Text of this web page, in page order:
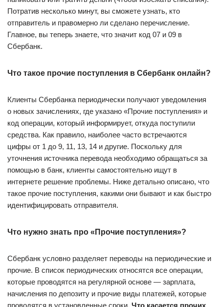
Потратив несколько минут, вы сможете узнать, кто
отправитель и правомерно ли сделано перечисление.
Главное, вы теперь знаете, что значит код 07 и 09 в
Сбербанк.
Что такое прочие поступления в Сбербанк онлайн?
Клиенты Сбербанка периодически получают уведомления
о новых зачислениях, где указано «Прочие поступления» и
код операции, который информирует, откуда поступили
средства. Как правило, наиболее часто встречаются
цифры от 1 до 9, 11, 13, 14 и другие. Поскольку для
уточнения источника перевода необходимо обращаться за
помощью в банк, клиенты самостоятельно ищут в
интернете решение проблемы. Ниже детально описано, что
такое прочие поступления, какими они бывают и как быстро
идентифицировать отправителя.
Что нужно знать про «Прочие поступления»?
Сбербанк условно разделяет переводы на периодические и
прочие. В список периодических относятся все операции,
которые проводятся на регулярной основе — зарплата,
начисления по депозиту и прочие виды платежей, которые
проводятся в установленные сроки. Что касается прочих